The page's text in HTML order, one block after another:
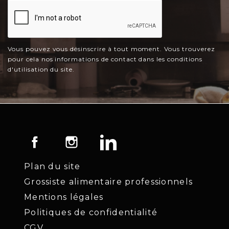
Vous pouvez vous désinscrire à tout moment. Vous trouverez
pour cela nos informations de contact dans les conditions
d'utilisation du site.
Facebook Instagram
Plan du site
Grossiste alimentaire professionnels
Mentions légales
Politiques de confidentialité